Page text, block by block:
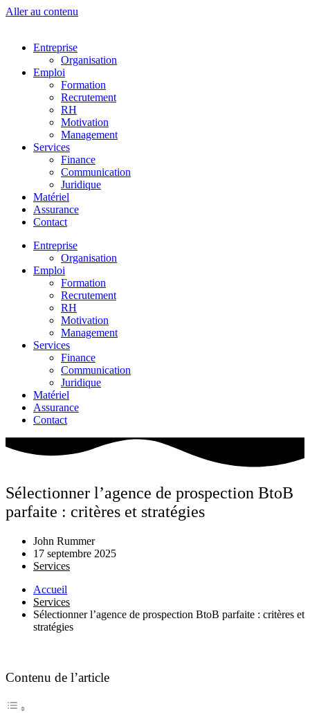
Aller au contenu
Entreprise
Organisation
Emploi
Formation
Recrutement
RH
Motivation
Management
Services
Finance
Communication
Juridique
Matériel
Assurance
Contact
Entreprise
Organisation
Emploi
Formation
Recrutement
RH
Motivation
Management
Services
Finance
Communication
Juridique
Matériel
Assurance
Contact
Sélectionner l’agence de prospection BtoB
parfaite : critères et stratégies
John Rummer
17 septembre 2025
Services
Accueil
Services
Sélectionner l’agence de prospection BtoB parfaite : critères et
stratégies
Contenu de l’article